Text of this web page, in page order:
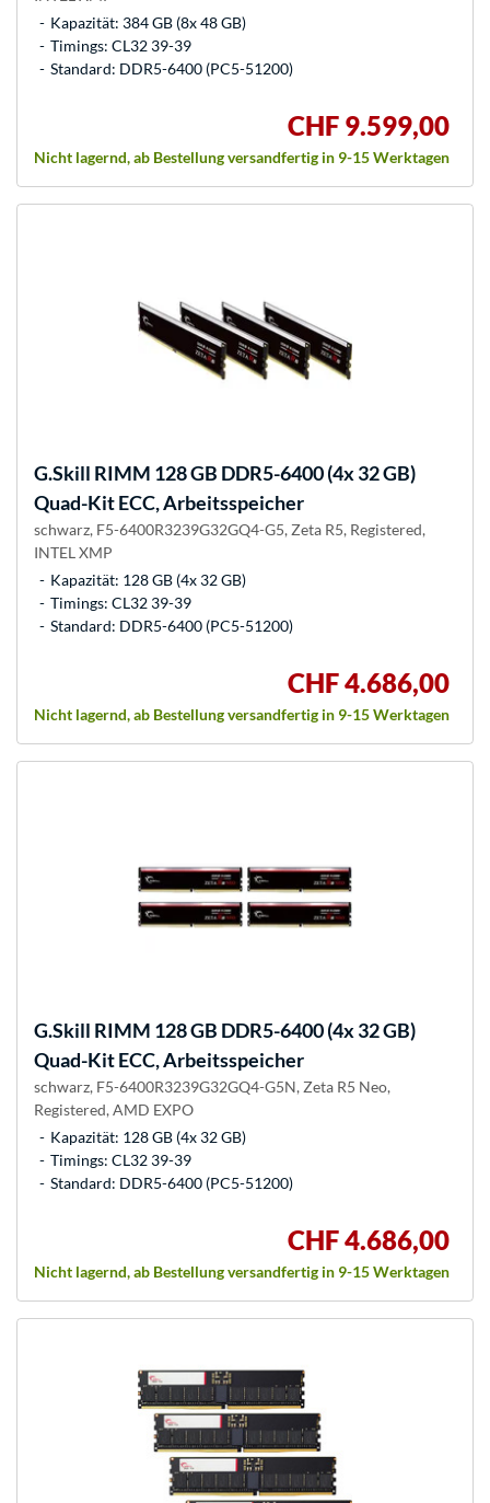
Kapazität: 384 GB (8x 48 GB)
Timings: CL32 39-39
Standard: DDR5-6400 (PC5-51200)
CHF 9.599,00
Nicht lagernd, ab Bestellung versandfertig in 9-15 Werktagen
G.Skill RIMM 128 GB DDR5-6400 (4x 32 GB)
Quad-Kit ECC, Arbeitsspeicher
schwarz, F5-6400R3239G32GQ4-G5, Zeta R5, Registered,
INTEL XMP
Kapazität: 128 GB (4x 32 GB)
Timings: CL32 39-39
Standard: DDR5-6400 (PC5-51200)
CHF 4.686,00
Nicht lagernd, ab Bestellung versandfertig in 9-15 Werktagen
G.Skill RIMM 128 GB DDR5-6400 (4x 32 GB)
Quad-Kit ECC, Arbeitsspeicher
schwarz, F5-6400R3239G32GQ4-G5N, Zeta R5 Neo,
Registered, AMD EXPO
Kapazität: 128 GB (4x 32 GB)
Timings: CL32 39-39
Standard: DDR5-6400 (PC5-51200)
CHF 4.686,00
Nicht lagernd, ab Bestellung versandfertig in 9-15 Werktagen